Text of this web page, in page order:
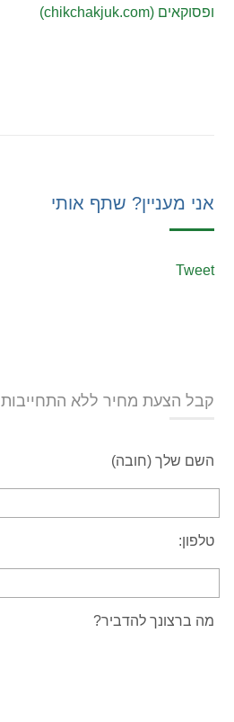
ופסוקאים (chikchakjuk.com)
אני מעניין? שתף אותי
Tweet
קבל הצעת מחיר ללא התחייבות
השם שלך (חובה)
טלפון:
מה ברצונך להדביר?